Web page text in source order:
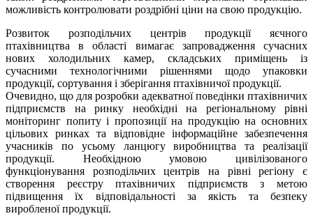
можливість контролювати роздрібні ціни на свою продукцію.
Розвиток розподільчих центрів продукції яєчного
птахівництва в області вимагає запровадження сучасних
нових холодильних камер, складських приміщень із
сучасними технологічними рішеннями щодо упаковки
продукції, сортування і зберігання птахівничої продукції.
Очевидно, що для розробки адекватної поведінки птахівничих
підприємств на ринку необхідні на регіональному рівні
моніторинг попиту і пропозиції на продукцію на основних
цільових ринках та відповідне інформаційне забезпечення
учасників по усьому ланцюгу виробництва та реалізації
продукції. Необхідною умовою цивілізованого
функціонування розподільчих центрів на рівні регіону є
створення реєстру птахівничих підприємств з метою
підвищення їх відповідальності за якість та безпеку
виробленої продукції.